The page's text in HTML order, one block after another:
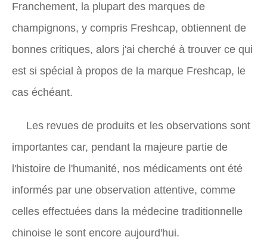
Franchement, la plupart des marques de
champignons, y compris Freshcap, obtiennent de
bonnes critiques, alors j'ai cherché à trouver ce qui
est si spécial à propos de la marque Freshcap, le
cas échéant.
Les revues de produits et les observations sont
importantes car, pendant la majeure partie de
l'histoire de l'humanité, nos médicaments ont été
informés par une observation attentive, comme
celles effectuées dans la médecine traditionnelle
chinoise le sont encore aujourd'hui.